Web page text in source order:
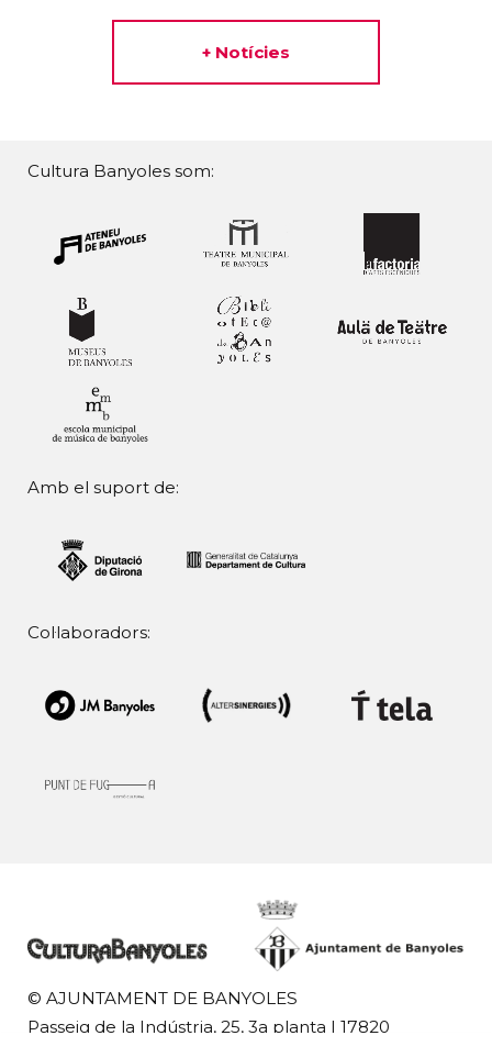
+ Notícies
Cultura Banyoles som:
Amb el suport de:
Col·laboradors:
© AJUNTAMENT DE BANYOLES
Passeig de la Indústria, 25, 3a planta | 17820